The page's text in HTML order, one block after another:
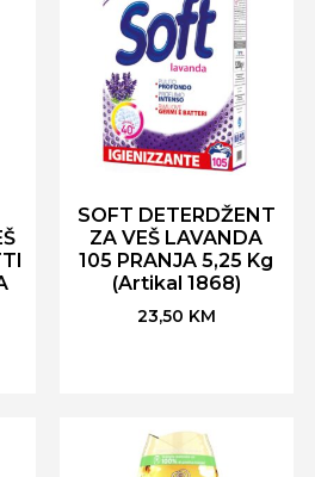
SOFT DETERDŽENT
ZA VEŠ LAVANDA
105 PRANJA 5,25 Kg
(Artikal 1868)
23,50 KM